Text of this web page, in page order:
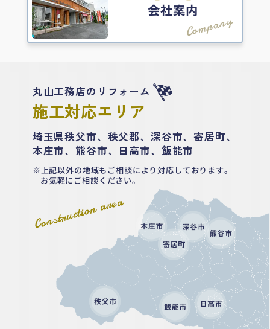
会社案内
Company
Construction area
丸山工務店のリフォーム
施工対応エリア
埼玉県秩父市、秩父郡、深谷市、寄居町、
本庄市、熊谷市、日高市、飯能市
上記以外の地域もご相談により対応しております。
お気軽にご相談ください。